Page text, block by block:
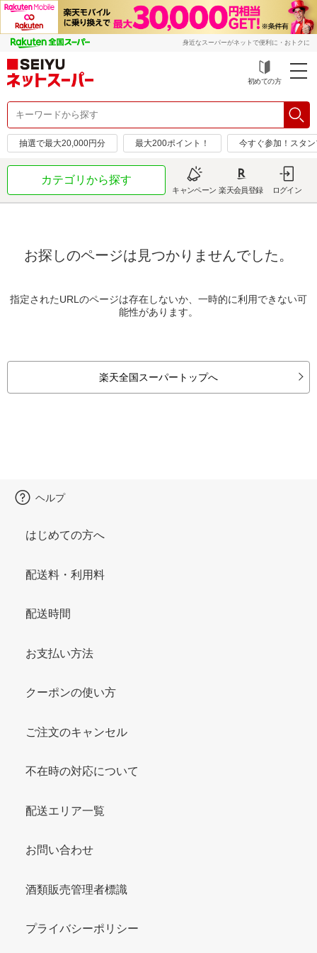
身近なスーパーがネットで便利に・おトクに
初めての方
抽選で最大20,000円分 最大200ポイント！ 今すぐ参加！スタ
カテゴリから探す
キャンペーン 楽天会員登録 ログイン
お探しのページは見つかりませんでした。
指定されたURLのページは存在しないか、一時的に利用できない可
能性があります。
楽天全国スーパートップへ
ヘルプ
はじめての方へ
配送料・利用料
配送時間
お支払い方法
クーポンの使い方
ご注文のキャンセル
不在時の対応について
配送エリア一覧
お問い合わせ
酒類販売管理者標識
プライバシーポリシー